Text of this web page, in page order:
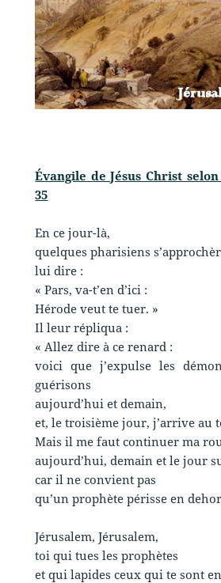
Évangile de Jésus Christ
35
En ce jour-là,
quelques pharisiens
lui dire :
« Pars, va-t’en d’ici :
Hérode veut te tuer. »
Il leur répliqua :
« Allez dire à ce renard :
voici que j’expulse les
guérisons
aujourd’hui et demain,
et, le troisième jour, j’arrive au
Mais il me faut continuer ma
aujourd’hui, demain et le jour
car il ne convient pas
qu’un prophète périsse en
Jérusalem, Jérusalem,
toi qui tues les prophètes
et qui lapides ceux qui te sont